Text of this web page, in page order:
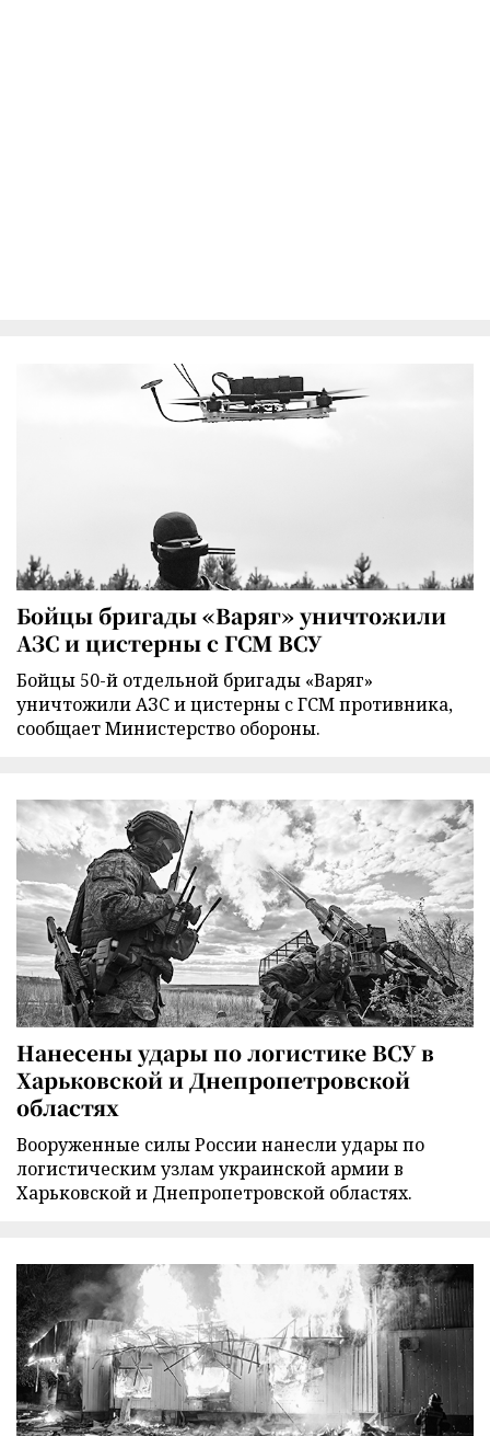
Бойцы бригады «Варяг» уничтожили
АЗС и цистерны с ГСМ ВСУ
Бойцы 50-й отдельной бригады «Варяг»
уничтожили АЗС и цистерны с ГСМ противника,
сообщает Министерство обороны.
Нанесены удары по логистике ВСУ в
Харьковской и Днепропетровской
областях
Вооруженные силы России нанесли удары по
логистическим узлам украинской армии в
Харьковской и Днепропетровской областях.